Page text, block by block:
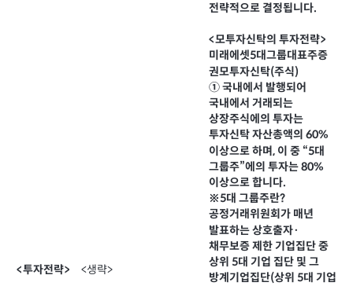
<투자전략> <생략>
전략적으로 결정됩니다.
<모투자신탁의 투자전략>
미래에셋5대그룹대표주증
권모투자신탁(주식)
① 국내에서 발행되어
국내에서 거래되는
상장주식에의 투자는
투자신탁 자산총액의 60%
이상으로 하며, 이 중 “5대
그룹주”에의 투자는 80%
이상으로 합니다.
※5대 그룹주란?
공정거래위원회가 매년
발표하는 상호출자·
채무보증 제한 기업집단 중
상위 5대 기업 집단 및 그
방계기업집단(상위 5대 기업